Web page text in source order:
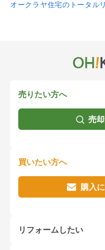
オークラヤ住宅のトータル
売りたい方へ
売
買いたい方へ
購入
リフォームしたい